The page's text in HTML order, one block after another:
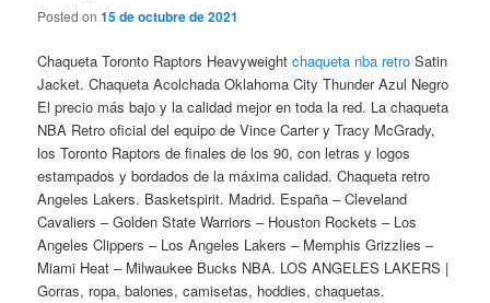
Posted on15 de octubre de 2021
Chaqueta Toronto Raptors Heavyweightchaqueta nba retro Satin
Jacket. Chaqueta Acolchada Oklahoma City Thunder Azul Negro
El precio más bajo y la calidad mejor en toda la red. La chaqueta
NBA Retro oficial del equipo de Vince Carter y Tracy McGrady,
los Toronto Raptors de finales de los 90, con letras y logos
estampados y bordados de la máxima calidad. Chaqueta retro
Angeles Lakers. Basketspirit. Madrid. España – Cleveland
Cavaliers – Golden State Warriors – Houston Rockets – Los
Angeles Clippers – Los Angeles Lakers – Memphis Grizzlies –
Miami Heat – Milwaukee Bucks NBA. LOS ANGELES LAKERS |
Gorras, ropa, balones, camisetas, hoddies, chaquetas.